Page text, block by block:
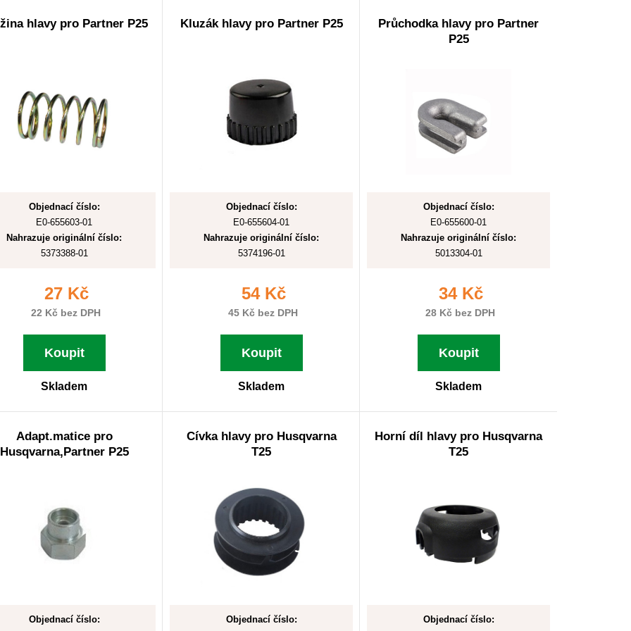
hlavy pro Partner P25
Objednací číslo:
E0-655603-01
Nahrazuje originální číslo:
5373388-01
27 Kč
22 Kč bez DPH
Koupit
Skladem
Kluzák hlavy pro Partner P25
Objednací číslo:
E0-655604-01
Nahrazuje originální číslo:
5374196-01
54 Kč
45 Kč bez DPH
Koupit
Skladem
Průchodka hlavy pro Partner
P25
Objednací číslo:
E0-655600-01
Nahrazuje originální číslo:
5013304-01
34 Kč
28 Kč bez DPH
Koupit
Skladem
Adapt.matice pro
Husqvarna,Partner P25
Objednací číslo:
Cívka hlavy pro Husqvarna
T25
Objednací číslo:
Horní díl hlavy pro Husqvarna
T25
Objednací číslo: